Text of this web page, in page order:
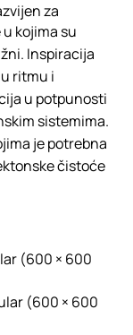
za
kojima su
Inspiracija
ritmu i
u potpunosti
sistemima.
je potrebna
čistoće
(600 × 600
(600 × 600